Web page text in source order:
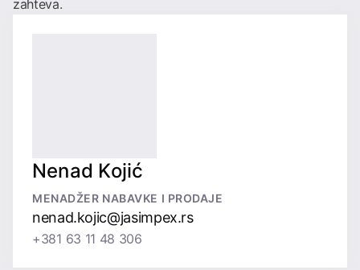
zahteva.
Nenad Kojić
MENADŽER NABAVKE I PRODAJE
nenad.kojic@jasimpex.rs
+381 63 11 48 306